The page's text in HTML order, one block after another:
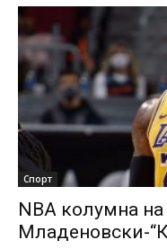
Спорт
NBA колумна
Младеновски-